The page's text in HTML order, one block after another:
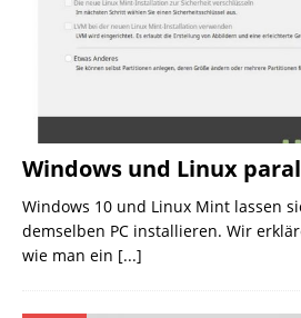
Windows und Linux
Windows 10 und Linux Mint lassen
demselben PC installieren. Wir
wie man ein [...]